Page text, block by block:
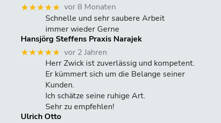
★★★★★ vor 8 Monaten
Schnelle und sehr saubere Arbeit
immer wieder Gerne
Hansjörg Steffens Praxis Narajek
★★★★★ vor 2 Jahren
Herr Zwick ist zuverlässig und kompetent.
Er kümmert sich um die Belange seiner
Kunden.
Ich schätze seine ruhige Art.
Sehr zu empfehlen!
Ulrich Otto